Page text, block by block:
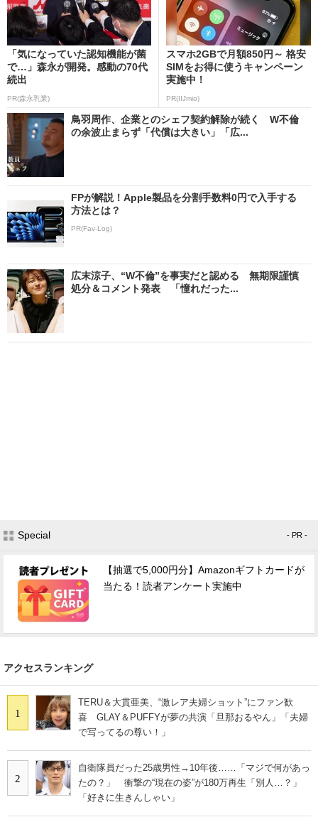
「気になっていた認知機能が菌
で…」森永が開発。感動の70代
続出
PR(森永乳業)
スマホ2GBで月額850円～ 格安
SIMをお得に使うキャンペーン
実施中！
PR(IIJmio)
鳥羽周作、企業とのシェフ契約解除が続く W不倫
の余波止まらず「代償は大きい」「広...
FPが解説！Apple製品を分割手数料0円で入手する
方法とは？
PR(Fav-Log)
広末涼子、“W不倫”を事実だと認める 無期限謹慎
処分＆コメント発表 「憧れだった...
Special - PR -
【抽選で5,000円分】Amazonギフトカードが
当たる！読者アンケート実施中
アクセスランキング
1
TERU＆大貫亜美、“激レア夫婦ショット”にファン歓
喜 GLAY＆PUFFYが夢の共演「旦那おるやん」「夫婦
で写ってるの尊い！」
2
自衛隊員だった25歳男性→10年後……「マジで何があっ
たの？」 衝撃の“現在の姿”が180万再生「別人…？」
「好きに生きんしゃい」